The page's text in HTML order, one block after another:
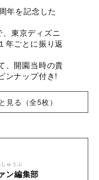
年を記念した
東京ディズニ
年ごとに振り返
、開園当時の貴
ンナップ付き!
見る（全5枚）
ゅうぶ
ン編集部